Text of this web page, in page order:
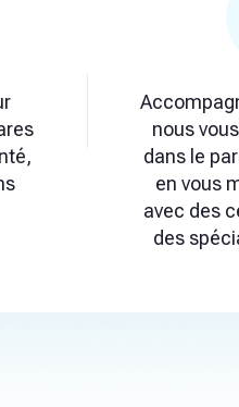
nous
dans le
en vous
avec des
des